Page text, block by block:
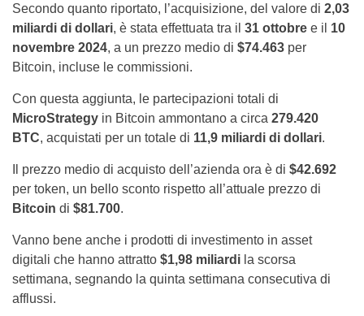
Secondo quanto riportato, l’acquisizione, del valore di 2,03
miliardi di dollari, è stata effettuata tra il 31 ottobre e il 10
novembre 2024, a un prezzo medio di $74.463 per
Bitcoin, incluse le commissioni.
Con questa aggiunta, le partecipazioni totali di
MicroStrategy in Bitcoin ammontano a circa 279.420
BTC, acquistati per un totale di 11,9 miliardi di dollari.
Il prezzo medio di acquisto dell’azienda ora è di $42.692
per token, un bello sconto rispetto all’attuale prezzo di
Bitcoin di $81.700.
Vanno bene anche i prodotti di investimento in asset
digitali che hanno attratto $1,98 miliardi la scorsa
settimana, segnando la quinta settimana consecutiva di
afflussi.